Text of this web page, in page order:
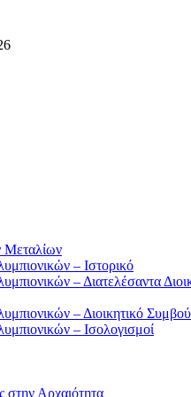
των Ελλήνων Ολυμπιονικών
Μεταλίων
– Ιστορικό
– Διατελέσαντα
– Διοικητικό
– Ισολογισμοί
στην Αρχαιότητα